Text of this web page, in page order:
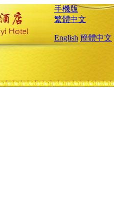
手機版
繁體中文
English 簡體中文